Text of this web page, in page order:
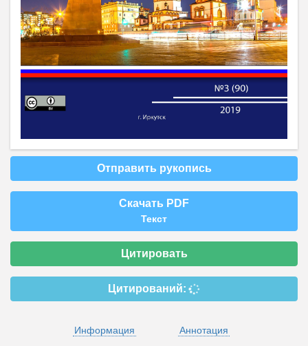
Отправить рукопись
Скачать PDF
Текст
Цитировать
Цитирований:
Информация
Аннотация